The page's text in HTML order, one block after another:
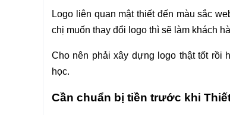
Logo liên quan mật thiết đến màu sắc
chị muốn thay đổi logo thì sẽ làm khách
Cho nên phải xây dựng logo thật tốt rồi
học.
Cần chuẩn bị tiền trước khi